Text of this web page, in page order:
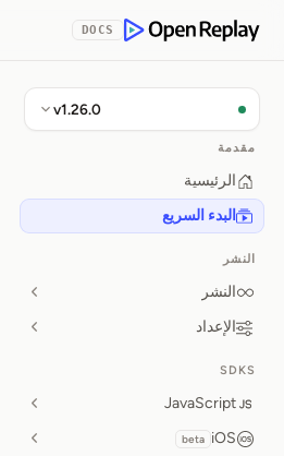
OpenReplay
DOCS
v1.26.0
مقدمة
الرئيسية
البدء السريع
النشر
النشر
الإعداد
SDKS
JavaScript
iOS
beta